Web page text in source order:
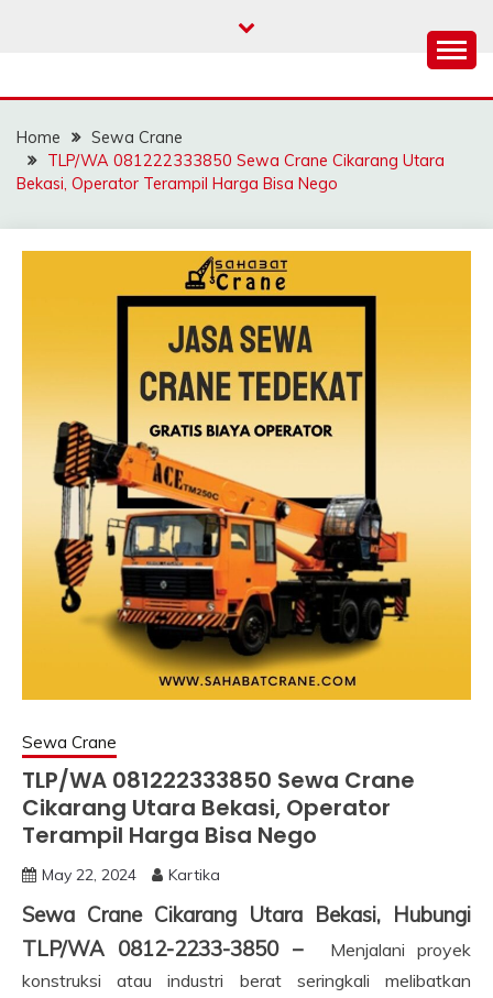
SAHABAT CRANE |
JASA SEWA CRANE |
FORKLIFT | SKYLIFT
Home
Sewa Crane
TLP/WA 081222333850 Sewa Crane Cikarang Utara
Bekasi, Operator Terampil Harga Bisa Nego
Sewa Crane
TLP/WA 081222333850 Sewa Crane
Cikarang Utara Bekasi, Operator
Terampil Harga Bisa Nego
May 22, 2024 Kartika
Sewa Crane Cikarang Utara Bekasi, Hubungi
TLP/WA 0812-2233-3850 –
Menjalani proyek
konstruksi atau industri berat seringkali melibatkan